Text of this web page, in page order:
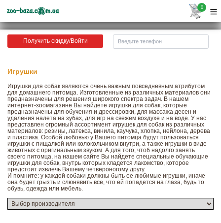
0
Получить скидку/Войти
Игрушки
Игрушки для собак являются очень важным повседневным атрибутом
для домашнего питомца. Изготовленные из различных материалов они
предназначены для решения широкого спектра задач. В нашем
интернет-зоомагазине Вы найдете игрушки для собак, которые
предназначены для обучения и дрессировки, для массажа десен и
удаления налета на зубах, для игр на свежем воздухе и на воде. У нас
представлен огромный ассортимент игрушек для собак из различных
материалов: резины, латекса, винила, каучука, хлопка, нейлона, дерева
и пластика. Особой любовью у Вашего питомца будут пользоваться
игрушки с пищалкой или колокольчиком внутри, а также игрушки в виде
животных с оригинальным звуком. А для того, чтоб надолго занять
своего питомца, на нашем сайте Вы найдете специальные обучающие
игрушки для собак, внутрь которых кладется лакомство, которое
предстоит извлечь Вашему четвероногому другу.
И помните: у каждой собаки должны быть ее любимые игрушки, иначе
она будет грызть и слюнявить все, что ей попадется на глаза, будь то
обувь, одежда или мебель.